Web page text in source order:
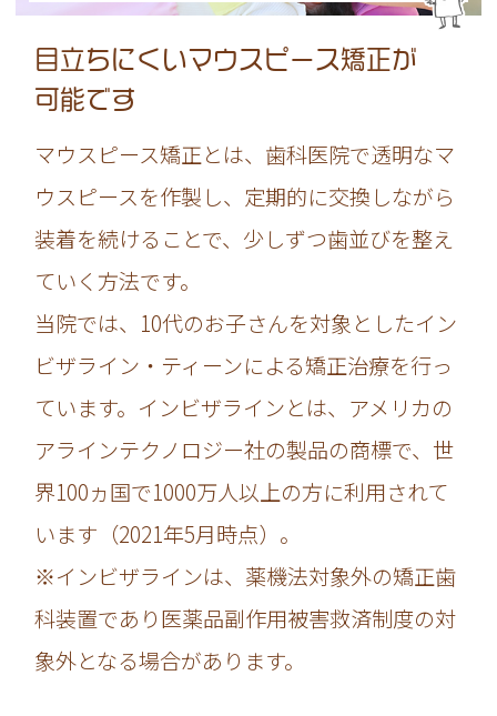
目立ちにくいマウスピース矯正が
可能です
マウスピース矯正とは、歯科医院で透明なマ
ウスピースを作製し、定期的に交換しながら
装着を続けることで、少しずつ歯並びを整え
ていく方法です。
当院では、10代のお子さんを対象としたイン
ビザライン・ティーンによる矯正治療を行っ
ています。インビザラインとは、アメリカの
アラインテクノロジー社の製品の商標で、世
界100ヵ国で1000万人以上の方に利用されて
います（2021年5月時点）。
※インビザラインは、薬機法対象外の矯正歯
科装置であり医薬品副作用被害救済制度の対
象外となる場合があります。